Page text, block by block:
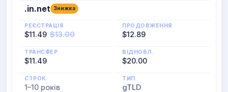
.in.net Знижка
РЕЄСТРАЦІЯ
$11.49 $13.00
ПРОДОВЖЕННЯ
$12.89
ТРАНСФЕР
$11.49
ВІДНОВЛ.
$20.00
СТРОК
1–10 років
ТИП
gTLD